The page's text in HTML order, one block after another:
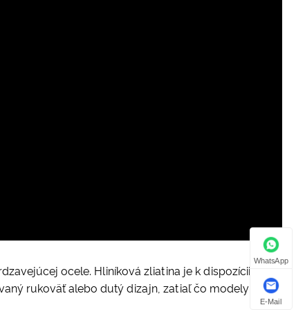
ocele. Hliníková zliatina je k dispozícii v
rukoväť alebo dutý dizajn, zatiaľ čo modely
WhatsApp
E-Mail